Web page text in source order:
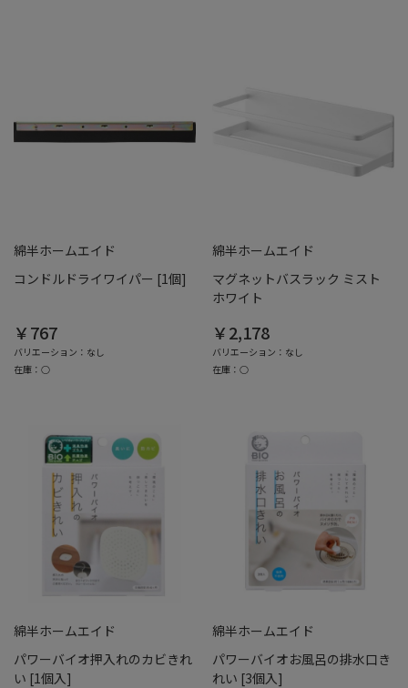
綿半ホームエイド
コンドルドライワイパー [1個]
￥767
バリエーション：なし
在庫：○
綿半ホームエイド
マグネットバスラック ミスト
ホワイト
￥2,178
バリエーション：なし
在庫：○
綿半ホームエイド
パワーバイオ押入れのカビきれ
い [1個入]
綿半ホームエイド
パワーバイオお風呂の排水口き
れい [3個入]